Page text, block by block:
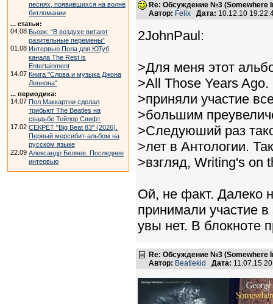
песнях, появившихся на волне
битломании
... статьи:
04.08 Бьорк: “В воздухе витают
разительные перемены”
01.08 Интервью Пола для ЮТуб
канала The Rest is
Entertainment
14.07 Книга "Слова и музыка Джона
Леннона"
... периодика:
14.07 Пол Маккартни сделал
трибьют The Beatles на
свадьбе Тейлор Свифт
17.02 СЕКРЕТ "Big Beat 83" (2026).
Первый мерсибит-альбом на
русском языке
22.09 Александр Беляев. Последнее
интервью
Re: Обсуждение №3 (Somewhere
Автор: Felix Дата: 10.12.10
2JohnPaul:
>Для меня этот
>All Those Years
>приняли участие
>большим
>Следуюший раз
>лет в Антологии.
>взгляд, Writing's on
Ой, не факт. Далеко
принимали участие
увы нет. В блокноте
Re: Обсуждение №3 (Somewhere
Автор: Beatlekid Дата: 11.07.15